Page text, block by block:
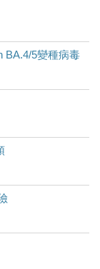
5變種病毒